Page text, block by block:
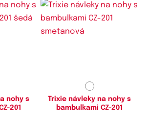
nohy s
201
Trixie návleky na nohy s
bambulkami CZ-201